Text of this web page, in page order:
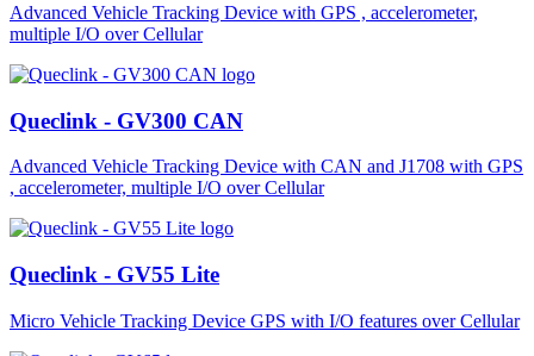
Advanced Vehicle Tracking Device with GPS , accelerometer,
multiple I/O over Cellular
Queclink - GV300 CAN
Advanced Vehicle Tracking Device with CAN and J1708 with GPS
, accelerometer, multiple I/O over Cellular
Queclink - GV55 Lite
Micro Vehicle Tracking Device GPS with I/O features over Cellular